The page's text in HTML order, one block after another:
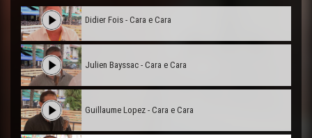
Didier Fois - Cara e Cara
Julien Bayssac - Cara e Cara
Guillaume Lopez - Cara e Cara